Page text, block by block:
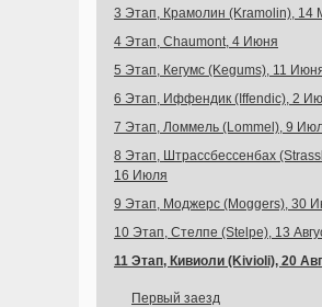
3 Этап, Крамолин (Kramolin), 14
4 Этап, Chaumont, 4 Июня
5 Этап, Кегумс (Kegums), 11
6 Этап, Иффендик (Iffendic), 2
7 Этап, Ломмель (Lommel), 9
8 Этап, Штрассбессенбах
16 Июля
9 Этап, Моджерс (Moggers), 30
10 Этап, Стелпе (Stelpe), 13
11 Этап, Кивиоли (Kivioli), 20
Первый заезд